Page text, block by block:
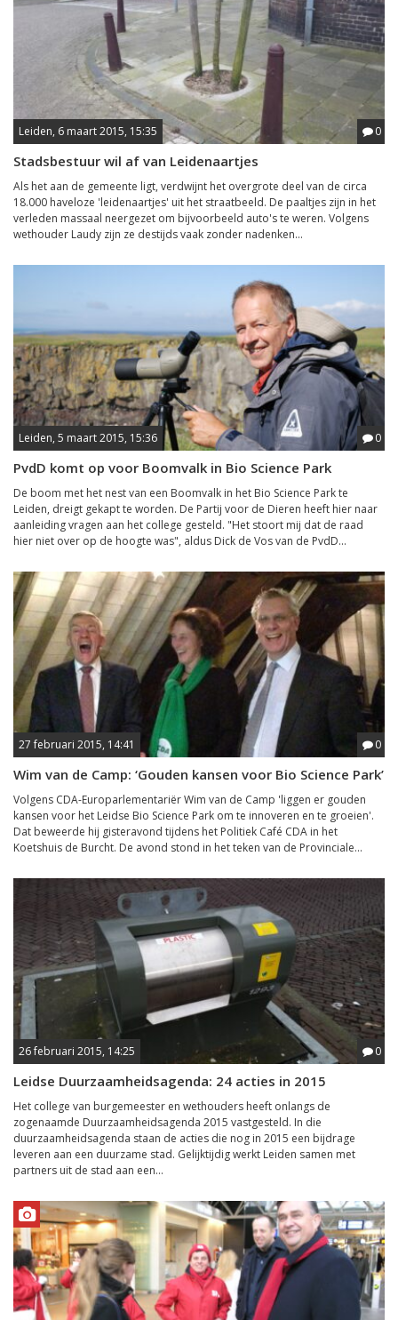
Leiden, 6 maart 2015, 15:35 0
Stadsbestuur wil af van Leidenaartjes
Als het aan de gemeente ligt, verdwijnt het overgrote deel van de circa
18.000 haveloze 'leidenaartjes' uit het straatbeeld. De paaltjes zijn in het
verleden massaal neergezet om bijvoorbeeld auto's te weren. Volgens
wethouder Laudy zijn ze destijds vaak zonder nadenken...
Leiden, 5 maart 2015, 15:36 0
PvdD komt op voor Boomvalk in Bio Science Park
De boom met het nest van een Boomvalk in het Bio Science Park te
Leiden, dreigt gekapt te worden. De Partij voor de Dieren heeft hier naar
aanleiding vragen aan het college gesteld. "Het stoort mij dat de raad
hier niet over op de hoogte was", aldus Dick de Vos van de PvdD...
27 februari 2015, 14:41 0
Wim van de Camp: ‘Gouden kansen voor Bio Science Park’
Volgens CDA-Europarlementariër Wim van de Camp 'liggen er gouden
kansen voor het Leidse Bio Science Park om te innoveren en te groeien'.
Dat beweerde hij gisteravond tijdens het Politiek Café CDA in het
Koetshuis de Burcht. De avond stond in het teken van de Provinciale...
26 februari 2015, 14:25 0
Leidse Duurzaamheidsagenda: 24 acties in 2015
Het college van burgemeester en wethouders heeft onlangs de
zogenaamde Duurzaamheidsagenda 2015 vastgesteld. In die
duurzaamheidsagenda staan de acties die nog in 2015 een bijdrage
leveren aan een duurzame stad. Gelijktijdig werkt Leiden samen met
partners uit de stad aan een...